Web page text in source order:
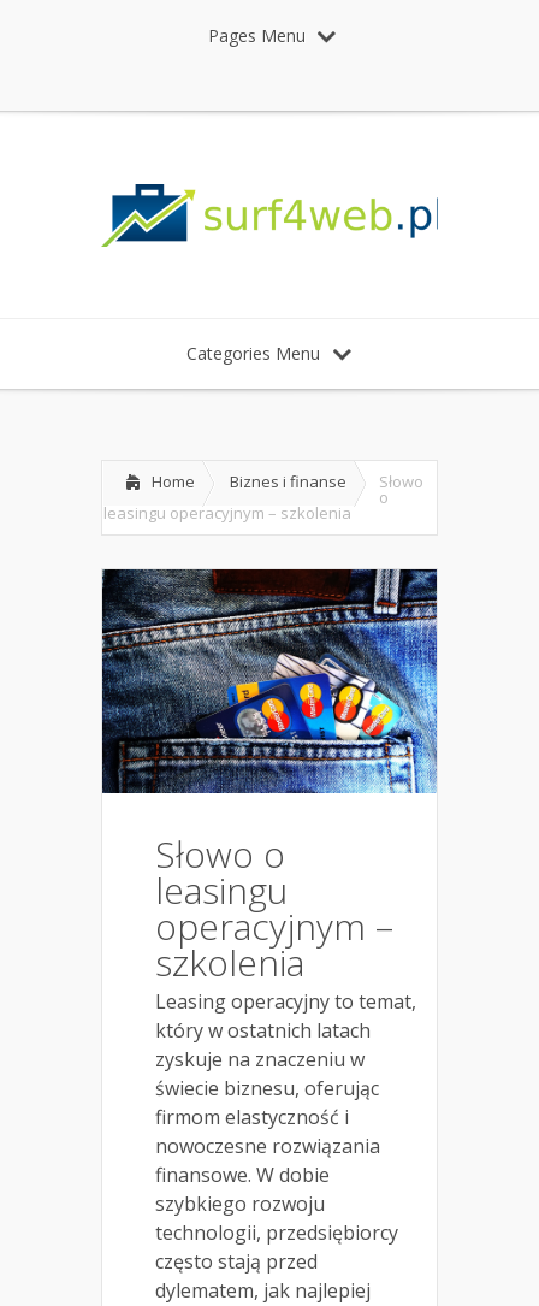
Pages Menu
Categories Menu
Home Biznes i finanse Słowo
o
leasingu operacyjnym – szkolenia
Słowo o
leasingu
operacyjnym –
szkolenia
Leasing operacyjny to temat,
który w ostatnich latach
zyskuje na znaczeniu w
świecie biznesu, oferując
firmom elastyczność i
nowoczesne rozwiązania
finansowe. W dobie
szybkiego rozwoju
technologii, przedsiębiorcy
często stają przed
dylematem, jak najlepiej